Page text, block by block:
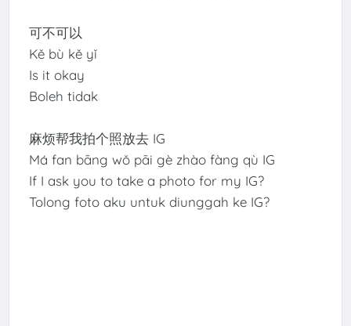
可不可以
Kě bù kě yǐ
Is it okay
Boleh tidak
麻烦帮我拍个照放去 IG
Má fan bāng wǒ pāi gè zhào fàng qù IG
If I ask you to take a photo for my IG?
Tolong foto aku untuk diunggah ke IG?